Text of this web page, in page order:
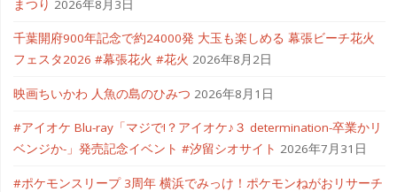
まつり 2026年8月3日
千葉開府900年記念で約24000発 大玉も楽しめる 幕張ビーチ花火
フェスタ2026 #幕張花火 #花火 2026年8月2日
映画ちいかわ 人魚の島のひみつ 2026年8月1日
#アイオケ Blu-ray「マジで!？アイオケ♪３ determination-卒業かリ
ベンジか-」発売記念イベント #汐留シオサイト 2026年7月31日
#ポケモンスリープ 3周年 横浜でみっけ！ポケモンねがおリサーチ